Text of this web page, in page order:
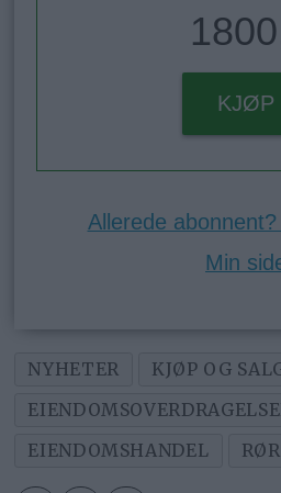
KJØP
Allerede
Min
NYHETER
KJØP OG
EIENDOMSHANDEL